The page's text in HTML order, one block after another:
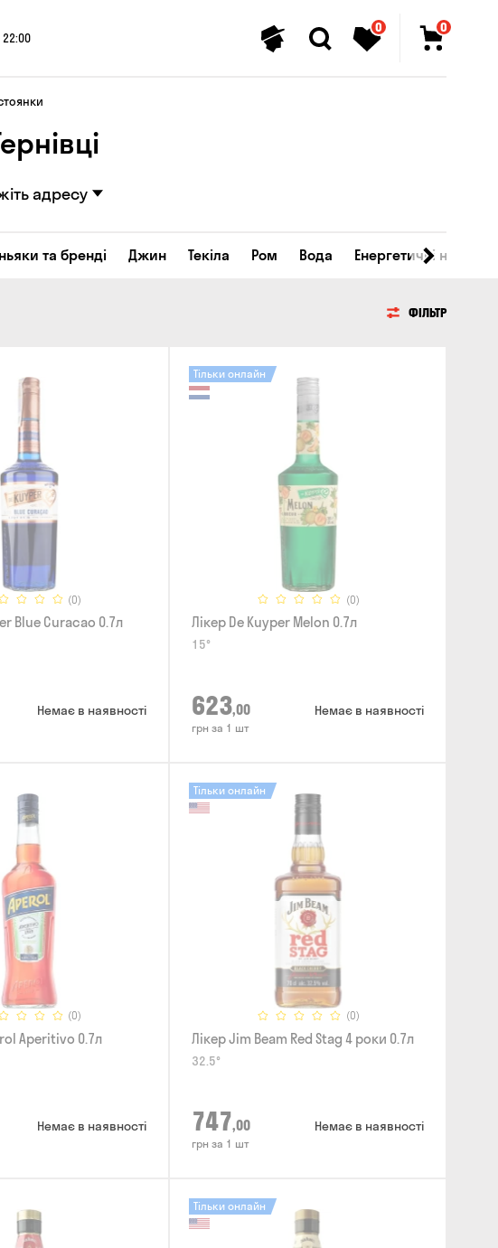
0 0
адресу
та бренді Джин Текіла Ром Вода Енергетичні напої
ФІЛЬТР
(0)
Blue Curacao 0.7л
Немає в наявності
(0)
Тільки онлайн
Лікер De Kuyper Melon 0.7л
15°
623,00
грн за 1 шт
Немає в наявності
(0)
Aperitivo 0.7л
Немає в наявності
(0)
Тільки онлайн
Лікер Jim Beam Red Stag 4 роки 0.7л
32.5°
747,00
грн за 1 шт
Немає в наявності
Тільки онлайн